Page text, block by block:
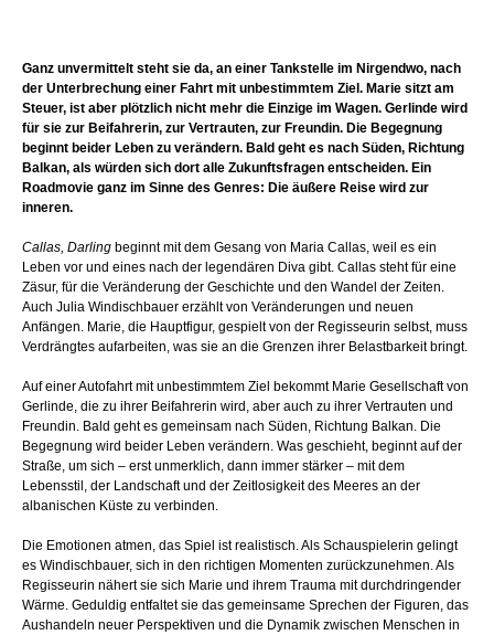
Ganz unvermittelt steht sie da, an einer Tankstelle im Nirgendwo, nach
der Unterbrechung einer Fahrt mit unbestimmtem Ziel. Marie sitzt am
Steuer, ist aber plötzlich nicht mehr die Einzige im Wagen. Gerlinde wird
für sie zur Beifahrerin, zur Vertrauten, zur Freundin. Die Begegnung
beginnt beider Leben zu verändern. Bald geht es nach Süden, Richtung
Balkan, als würden sich dort alle Zukunftsfragen entscheiden. Ein
Roadmovie ganz im Sinne des Genres: Die äußere Reise wird zur
inneren.
Callas, Darling beginnt mit dem Gesang von Maria Callas, weil es ein
Leben vor und eines nach der legendären Diva gibt. Callas steht für eine
Zäsur, für die Veränderung der Geschichte und den Wandel der Zeiten.
Auch Julia Windischbauer erzählt von Veränderungen und neuen
Anfängen. Marie, die Hauptfigur, gespielt von der Regisseurin selbst, muss
Verdrängtes aufarbeiten, was sie an die Grenzen ihrer Belastbarkeit bringt.
Auf einer Autofahrt mit unbestimmtem Ziel bekommt Marie Gesellschaft von
Gerlinde, die zu ihrer Beifahrerin wird, aber auch zu ihrer Vertrauten und
Freundin. Bald geht es gemeinsam nach Süden, Richtung Balkan. Die
Begegnung wird beider Leben verändern. Was geschieht, beginnt auf der
Straße, um sich – erst unmerklich, dann immer stärker – mit dem
Lebensstil, der Landschaft und der Zeitlosigkeit des Meeres an der
albanischen Küste zu verbinden.
Die Emotionen atmen, das Spiel ist realistisch. Als Schauspielerin gelingt
es Windischbauer, sich in den richtigen Momenten zurückzunehmen. Als
Regisseurin nähert sie sich Marie und ihrem Trauma mit durchdringender
Wärme. Geduldig entfaltet sie das gemeinsame Sprechen der Figuren, das
Aushandeln neuer Perspektiven und die Dynamik zwischen Menschen in